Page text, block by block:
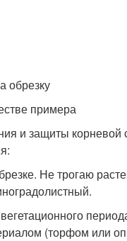
примера
и защиты корневой
Не трогаю
(торфом или